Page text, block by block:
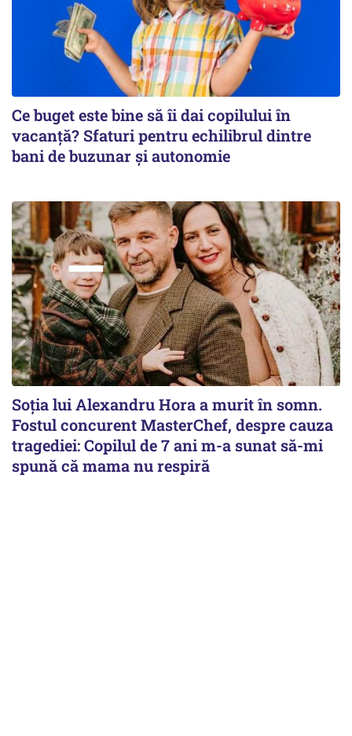
Ce buget este bine să îi dai copilului în
vacanță? Sfaturi pentru echilibrul dintre
bani de buzunar și autonomie
Soția lui Alexandru Hora a murit în somn.
Fostul concurent MasterChef, despre cauza
tragediei: Copilul de 7 ani m-a sunat să-mi
spună că mama nu respiră